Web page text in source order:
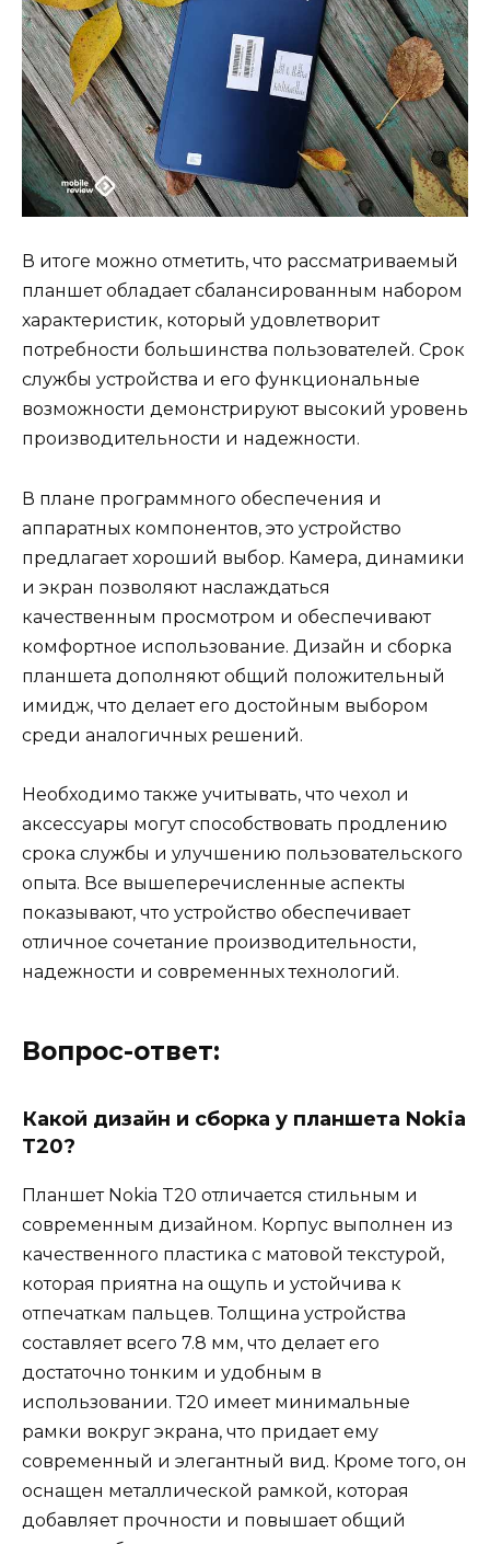
В итоге можно отметить, что рассматриваемый
планшет обладает сбалансированным набором
характеристик, который удовлетворит
потребности большинства пользователей. Срок
службы устройства и его функциональные
возможности демонстрируют высокий уровень
производительности и надежности.
В плане программного обеспечения и
аппаратных компонентов, это устройство
предлагает хороший выбор. Камера, динамики
и экран позволяют наслаждаться
качественным просмотром и обеспечивают
комфортное использование. Дизайн и сборка
планшета дополняют общий положительный
имидж, что делает его достойным выбором
среди аналогичных решений.
Необходимо также учитывать, что чехол и
аксессуары могут способствовать продлению
срока службы и улучшению пользовательского
опыта. Все вышеперечисленные аспекты
показывают, что устройство обеспечивает
отличное сочетание производительности,
надежности и современных технологий.
Вопрос-ответ:
Какой дизайн и сборка у планшета Nokia
T20?
Планшет Nokia T20 отличается стильным и
современным дизайном. Корпус выполнен из
качественного пластика с матовой текстурой,
которая приятна на ощупь и устойчива к
отпечаткам пальцев. Толщина устройства
составляет всего 7.8 мм, что делает его
достаточно тонким и удобным в
использовании. Т20 имеет минимальные
рамки вокруг экрана, что придает ему
современный и элегантный вид. Кроме того, он
оснащен металлической рамкой, которая
добавляет прочности и повышает общий